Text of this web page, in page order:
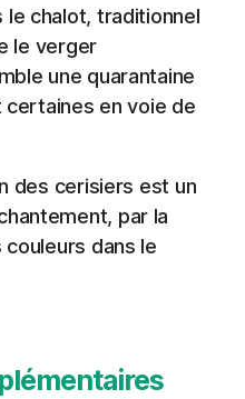
le chalot, traditionnel
le verger
une quarantaine
en voie de
des cerisiers est un
par la
dans le